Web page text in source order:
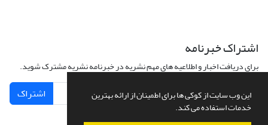
این وب سایت از کوکی ها برای اطمینان از ارائه بهترین
خدمات استفاده می کند.
اشتراک خبرنامه
برای دریافت اخبار و اطلاعیه های مهم نشریه در خبرنامه نشریه مشترک شوید.
اشتراک